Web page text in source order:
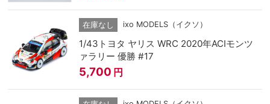
在庫なし ixo MODELS（イクソ）
1/43トヨタ ヤリス WRC 2020年ACIモンツ
ァラリー 優勝 #17
5,700 円